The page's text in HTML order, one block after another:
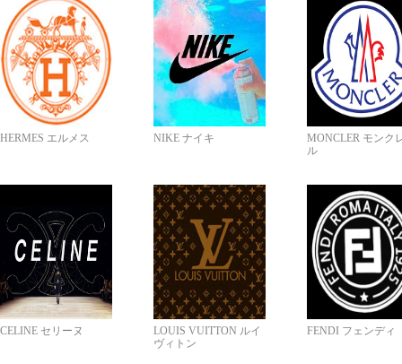
HERMES エルメス NIKE ナイキ
MONCLER モンク
ル
CELINE セリーヌ
LOUIS VUITTON ルイ
ヴィトン
FENDI フェンディ